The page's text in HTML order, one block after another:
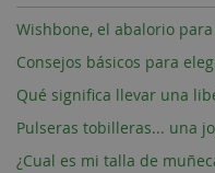
Wishbone, el abalorio
Consejos básicos para
Qué significa llevar una
Pulseras tobilleras... una
¿Cual es mi talla de